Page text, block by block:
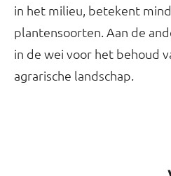
in het milieu, betekent
plantensoorten. Aan de
in de wei voor het behoud
agrarische landschap.